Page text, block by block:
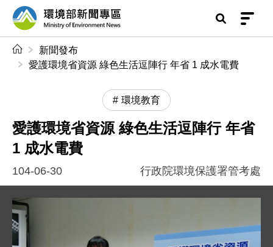
前往中央內容區塊
環境部新聞專區
新聞發布
愛護環境省資源 綠色生活逗陣行 年省 1 成水電費
環境教育
愛護環境省資源 綠色生活逗陣行 年省
1 成水電費
104-06-30 行政院環境保護署管考處